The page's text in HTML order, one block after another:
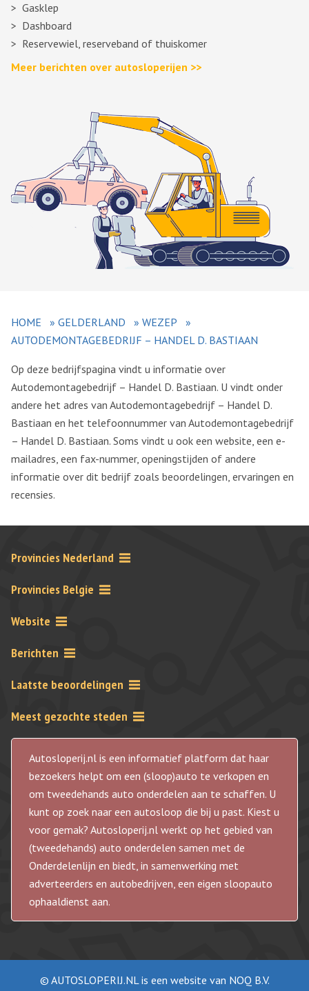
Gasklep
Dashboard
Reservewiel, reserveband of thuiskomer
Meer berichten over autosloperijen >>
HOME » GELDERLAND » WEZEP
»
AUTODEMONTAGEBEDRIJF – HANDEL D. BASTIAAN
Op deze bedrijfspagina vindt u informatie over
Autodemontagebedrijf – Handel D. Bastiaan. U vindt onder
andere het adres van Autodemontagebedrijf – Handel D.
Bastiaan en het telefoonnummer van Autodemontagebedrijf
– Handel D. Bastiaan. Soms vindt u ook een website, een e-
mailadres, een fax-nummer, openingstijden of andere
informatie over dit bedrijf zoals beoordelingen, ervaringen en
recensies.
Provincies Nederland
Provincies Belgie
Website
Berichten
Laatste beoordelingen
Meest gezochte steden
Autosloperij.nl is een informatief platform dat haar
bezoekers helpt om een (sloop)auto te verkopen en
om tweedehands auto onderdelen aan te schaffen. U
kunt op zoek naar een autosloop die bij u past. Kiest u
voor gemak? Autosloperij.nl werkt op het gebied van
(tweedehands) auto onderdelen samen met de
Onderdelenlijn en biedt, in samenwerking met
adverteerders en autobedrijven, een eigen sloopauto
ophaaldienst aan.
© AUTOSLOPERIJ.NL is een website van NOQ B.V.